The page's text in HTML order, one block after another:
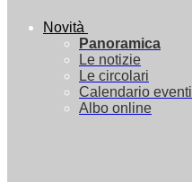
Novità
Panoramica
Le notizie
Le circolari
Calendario eventi
Albo online